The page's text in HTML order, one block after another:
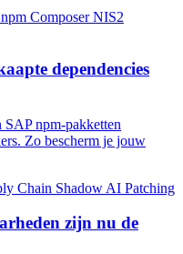
npm Composer NIS2
dependencies
npm-pakketten
Zo bescherm je jouw
Chain Shadow AI Patching
zijn nu de